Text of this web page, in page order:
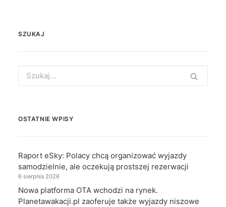
SZUKAJ
for:
OSTATNIE WPISY
Raport eSky: Polacy chcą organizować wyjazdy
samodzielnie, ale oczekują prostszej rezerwacji
6 sierpnia 2026
Nowa platforma OTA wchodzi na rynek.
Planetawakacji.pl zaoferuje także wyjazdy niszowe